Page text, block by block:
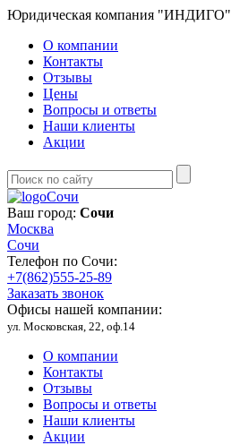
Юридическая компания "ИНДИГО"
О компании
Контакты
Отзывы
Цены
Вопросы и ответы
Наши клиенты
Акции
Сочи
Ваш город: Сочи
Москва
Сочи
Телефон по Сочи:
+7(862)555-25-89
Заказать звонок
Офисы нашей компании:
ул. Московская, 22, оф.14
О компании
Контакты
Отзывы
Вопросы и ответы
Наши клиенты
Акции